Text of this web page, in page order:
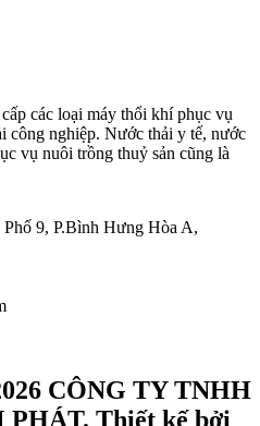
các loại máy thổi khí phục vụ
công nghiệp. Nước thải y tế, nước
vụ nuôi trồng thuỷ sản cũng là
9, P.Bình Hưng Hòa A,
CÔNG TY TNHH
PHÁT. Thiết kế bởi